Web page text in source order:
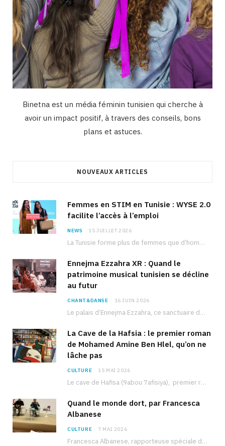
Binetna est un média féminin tunisien qui cherche à
avoir un impact positif, à travers des conseils, bons
plans et astuces.
NOUVEAUX ARTICLES
Femmes en STIM en Tunisie : WYSE 2.0
facilite l’accès à l’emploi
NEWS 15 JUILLET 2026
La Tunisie forme plus de femmes que d’hommes dans les filières scientifiques. Pourtant, pour beaucoup…
Ennejma Ezzahra XR : Quand le
patrimoine musical tunisien se décline
au futur
CHANT&DANSE 16 JUIN 2026
Le palais d’Ennejma Ezzahra, ce sanctuaire de la musique tunisienne et méditerranéenne construit par le…
La Cave de la Hafsia : le premier roman
de Mohamed Amine Ben Hlel, qu’on ne
lâche pas
CULTURE 15 MAI 2026
Le cave de Hafisa (9abou 7afisiya), premier roman du journaliste tunisien Mohamed Amine Ben Hlel,…
Quand le monde dort, par Francesca
Albanese
CULTURE 7 MAI 2026
Francesca Albanese, rapporteuse spéciale de l’ONU sur les territoires palestiniens occupés, était à Tunis pour…